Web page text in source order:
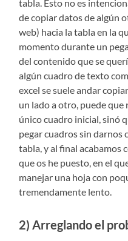
tabla. Esto no es
de copiar datos de algún
web) hacia la tabla en la
momento durante un
del contenido que se
algún cuadro de texto
excel se suele andar
un lado a otro, puede que
único cuadro inicial, sinó
pegar cuadros sin darnos
tabla, y al final acabamos
que os he puesto, en el
manejar una hoja con
tremendamente lento.
2) Arreglando el